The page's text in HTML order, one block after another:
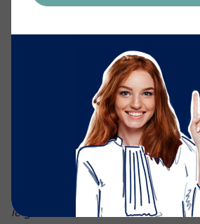
droit. Elle rappelle simplement
conserve toute sa place dans
professions juridiques.
La conscience se forme-t-
Pour Thibaud Brière, la conscience
donnée fixe. Elle se construit.
Il reprend ici une analogie
philosophe Rémi Brague : «
La
le goût.